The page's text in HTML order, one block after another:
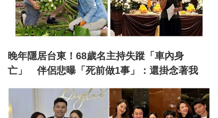
晚年隱居台東！68歲名主持失蹤「車內身
亡」 伴侶悲曝「死前做1事」：還掛念著我